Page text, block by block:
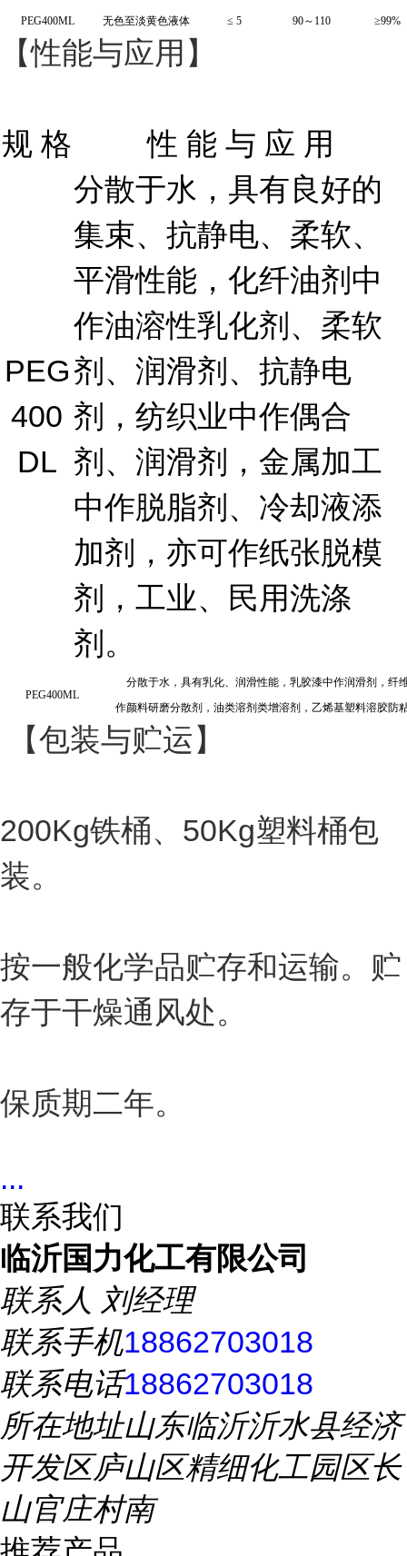
PEG400ML 无色至淡黄色液体 ≤ 5 90～ 110 ≥99%
【性能与应用】
规 格 性 能 与 应 用
PEG
400
DL
分散于水，具有良好的
集束、抗静电、柔软、
平滑性能，化纤油剂中
作油溶性乳化剂、柔软
剂、润滑剂、抗静电
剂，纺织业中作偶合
剂、润滑剂，金属加工
中作脱脂剂、冷却液添
加剂，亦可作纸张脱模
剂，工业、民用洗涤
剂。
PEG400ML
分散于水，具有乳化、润滑性能，乳胶漆中作润滑剂，纤
作颜料研磨分散剂，油类溶剂类增溶剂，乙烯基塑料溶胶防
【包装与贮运】
200Kg铁桶、50Kg塑料桶包
装。
按一般化学品贮存和运输。贮
存于干燥通风处。
保质期二年。
...
联系我们
临沂国力化工有限公司
联系人 刘经理
联系手机18862703018
联系电话18862703018
所在地址山东临沂沂水县经济
开发区庐山区精细化工园区长
山官庄村南